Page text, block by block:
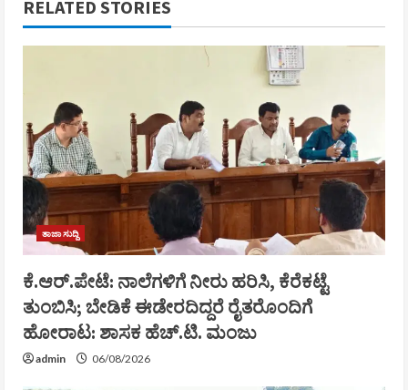
RELATED STORIES
ತಾಜಾ ಸುದ್ದಿ
ಕೆ.ಆರ್.ಪೇಟೆ: ನಾಲೆಗಳಿಗೆ ನೀರು ಹರಿಸಿ, ಕೆರೆಕಟ್ಟೆ
ತುಂಬಿಸಿ; ಬೇಡಿಕೆ ಈಡೇರದಿದ್ದರೆ ರೈತರೊಂದಿಗೆ
ಹೋರಾಟ: ಶಾಸಕ ಹೆಚ್.ಟಿ. ಮಂಜು
admin 06/08/2026